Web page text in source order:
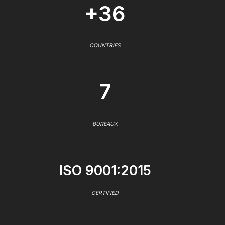
+36
COUNTRIES
7
BUREAUX
ISO 9001:2015
CERTIFIED